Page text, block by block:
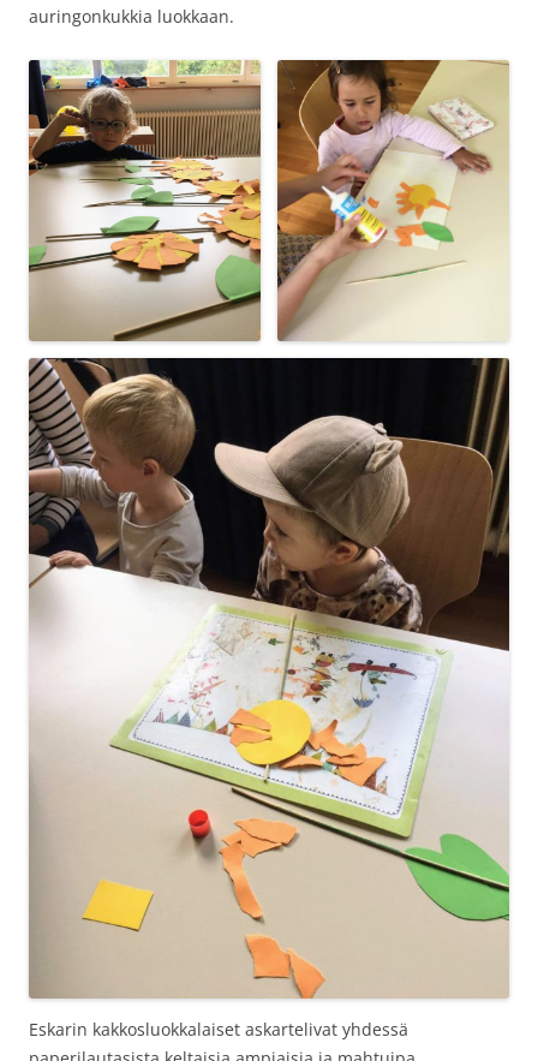
auringonkukkia luokkaan.
Eskarin kakkosluokkalaiset askartelivat yhdessä